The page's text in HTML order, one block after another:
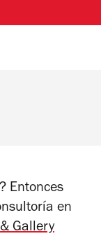
Entonces
en
Gallery